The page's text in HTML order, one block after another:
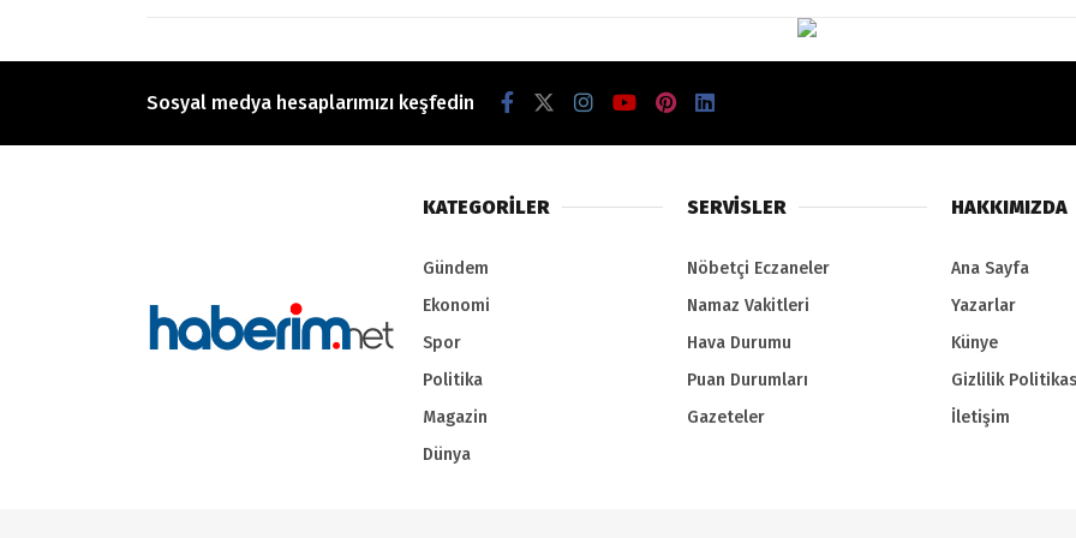
Sosyal medya hesaplarımızı keşfedin
KATEGORİLER
Gündem
Ekonomi
Spor
Politika
Magazin
Dünya
SERVİSLER
Nöbetçi Eczaneler
Namaz Vakitleri
Hava Durumu
Puan Durumları
Gazeteler
HAKKIMIZDA
Ana Sayfa
Yazarlar
Künye
Gizlilik
İletişim